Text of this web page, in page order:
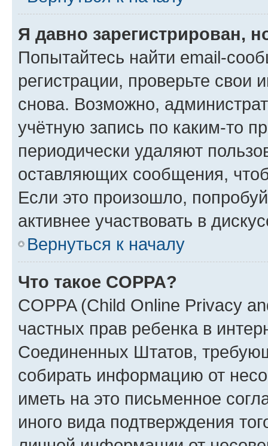
Я давно зарегистрирован,
Попытайтесь найти email-
регистрации, проверьте свои
снова. Возможно,
учётную запись по каким-то
периодически удаляют
оставляющих сообщения,
Если это произошло,
активнее участвовать в
Вернуться к началу
Что такое COPPA?
COPPA (Child Online Privacy
частных прав ребенка в
Соединенных Штатов,
собирать информацию от
иметь на это письменное
иного вида подтверждения